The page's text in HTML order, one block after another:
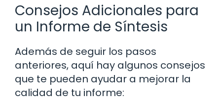
Consejos Adicionales para
un Informe de Síntesis
Además de seguir los pasos
anteriores, aquí hay algunos consejos
que te pueden ayudar a mejorar la
calidad de tu informe: